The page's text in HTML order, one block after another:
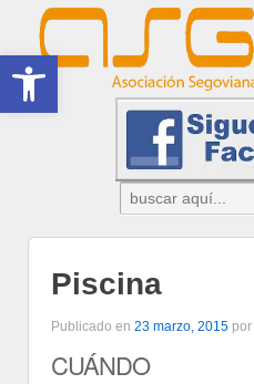
Abrir barra de herramientas
Piscina
Publicado en 23 marzo, 2015 por
CUÁNDO